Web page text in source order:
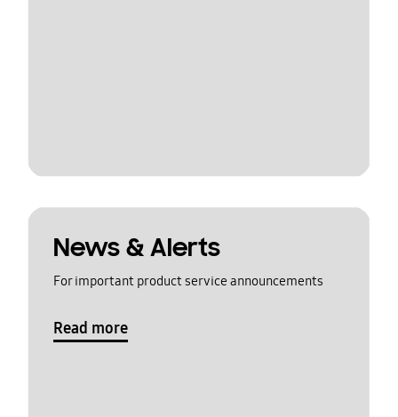
News & Alerts
For important product service announcements
Read more